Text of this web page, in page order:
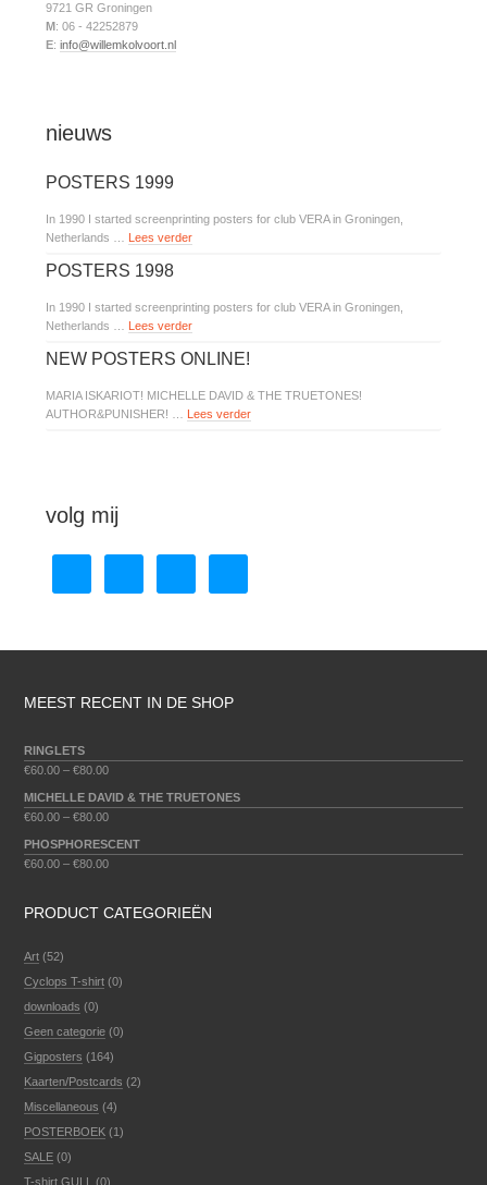
9721 GR Groningen
M: 06 - 42252879
E:info@willemkolvoort.nl
nieuws
POSTERS 1999
In 1990 I started screenprinting posters for club VERA in Groningen,
Netherlands … Lees verder
POSTERS 1998
In 1990 I started screenprinting posters for club VERA in Groningen,
Netherlands … Lees verder
NEW POSTERS ONLINE!
MARIA ISKARIOT! MICHELLE DAVID & THE TRUETONES!
AUTHOR&PUNISHER! … Lees verder
volg mij
MEEST RECENT IN DE SHOP
RINGLETS
€60.00 –€80.00
MICHELLE DAVID & THE TRUETONES
€60.00 –€80.00
PHOSPHORESCENT
€60.00 –€80.00
PRODUCT CATEGORIEËN
Art (52)
Cyclops T-shirt (0)
downloads (0)
Geen categorie (0)
Gigposters (164)
Kaarten/Postcards (2)
Miscellaneous (4)
POSTERBOEK (1)
SALE (0)
T-shirt GULL
(0)